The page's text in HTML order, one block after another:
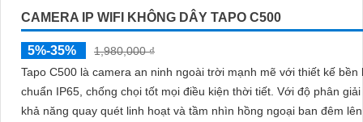
CAMERA IP WIFI KHÔNG DÂY TAPO C500
5%-35%
1,980,000 ₫
Tapo C500 là camera an ninh ngoài trời mạnh mẽ với thiết kế bền
chuẩn IP65, chống chọi tốt mọi điều kiện thời tiết. Với độ phân giải 2MP
khả năng quay quét linh hoạt và tầm nhìn hồng ngoại ban đêm